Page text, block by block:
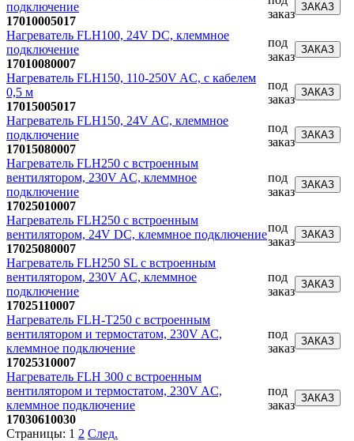
подключение
17010005017
заказ
ЗАКАЗ
Нагреватель FLH100, 24V DC, клеммное
подключение
17010080007
под
заказ
ЗАКАЗ
Нагреватель FLH150, 110-250V AC, с кабелем
0,5 м
17015005017
под
заказ
ЗАКАЗ
Нагреватель FLH150, 24V AC, клеммное
подключение
17015080007
под
заказ
ЗАКАЗ
Нагреватель FLH250 с встроенным
вентилятором, 230V AC, клеммное
подключение
17025010007
под
заказ
ЗАКАЗ
Нагреватель FLH250 с встроенным
вентилятором, 24V DC, клеммное подключение
17025080007
под
заказ
ЗАКАЗ
Нагреватель FLH250 SL с встроенным
вентилятором, 230V AC, клеммное
подключение
17025110007
под
заказ
ЗАКАЗ
Нагреватель FLH-T250 с встроенным
вентилятором и термостатом, 230V AC,
клеммное подключение
17025310007
под
заказ
ЗАКАЗ
Нагреватель FLH 300 с встроенным
вентилятором и термостатом, 230V AC,
клеммное подключение
17030610030
под
заказ
ЗАКАЗ
Страницы: 1 2 След.